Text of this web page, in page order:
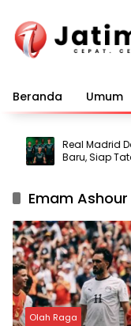
konten
Beranda Umum
Real Madrid
Baru, Siap
Emam Ashour
Olah Raga